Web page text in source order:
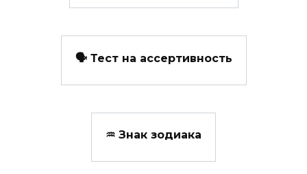
🗣️ Тест на ассертивность
♒ Знак зодиака